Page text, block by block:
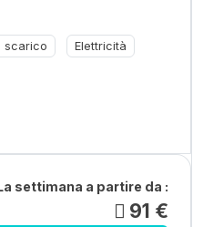
scarico Elettricità
settimana a partire da :
91 €